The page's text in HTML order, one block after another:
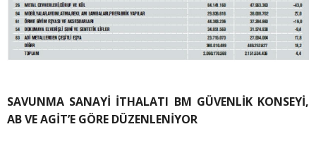
SAVUNMA SANAYİ İTHALATI BM GÜVENLİK KONSEYİ,
AB VE AGİT’E GÖRE DÜZENLENİYOR